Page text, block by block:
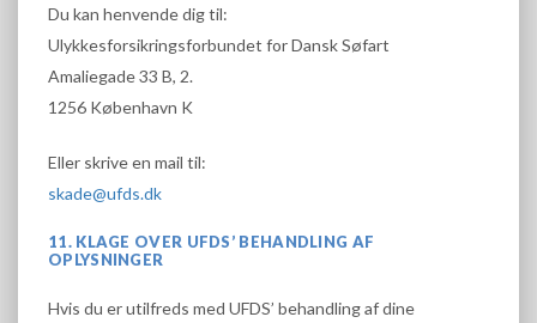
Du kan henvende dig til:
Ulykkesforsikringsforbundet for Dansk Søfart
Amaliegade 33 B, 2.
1256 København K
Eller skrive en mail til:
skade@ufds.dk
11. KLAGE OVER UFDS’ BEHANDLING AF
OPLYSNINGER
Hvis du er utilfreds med UFDS’ behandling af dine